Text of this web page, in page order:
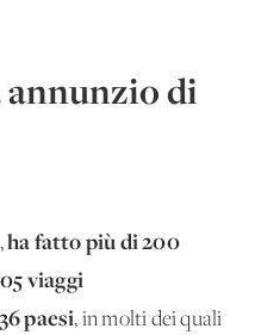
annunzio di
ha fatto più di 200
viaggi
paesi, in molti dei quali